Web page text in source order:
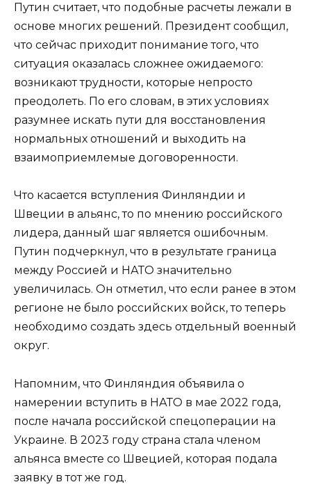
Путин считает, что подобные расчеты лежали в
основе многих решений. Президент сообщил,
что сейчас приходит понимание того, что
ситуация оказалась сложнее ожидаемого:
возникают трудности, которые непросто
преодолеть. По его словам, в этих условиях
разумнее искать пути для восстановления
нормальных отношений и выходить на
взаимоприемлемые договоренности.
Что касается вступления Финляндии и
Швеции в альянс, то по мнению российского
лидера, данный шаг является ошибочным.
Путин подчеркнул, что в результате граница
между Россией и НАТО значительно
увеличилась. Он отметил, что если ранее в этом
регионе не было российских войск, то теперь
необходимо создать здесь отдельный военный
округ.
Напомним, что Финляндия объявила о
намерении вступить в НАТО в мае 2022 года,
после начала российской спецоперации на
Украине. В 2023 году страна стала членом
альянса вместе со Швецией, которая подала
заявку в тот же год.